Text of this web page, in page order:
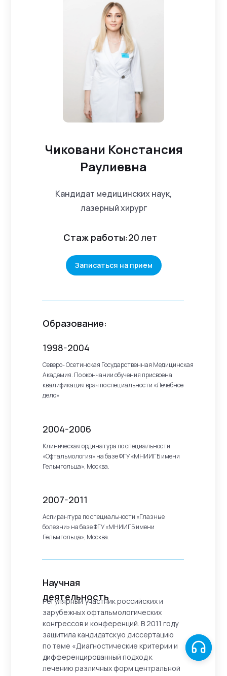
Чиковани Констансия
Раулиевна
Кандидат медицинских наук,
лазерный хирург
Научная
деятельность
Регулярный участник российских и
зарубежных офтальмологических
конгрессов и конференций. В 2011 году
защитила кандидатскую диссертацию
по теме «Диагностические критерии и
дифференцированный подход к
лечению различных форм центральной
Стаж работы:20 лет
Записаться на прием
Образование:
1998-2004
Северо- Осетинская Государственная Медицинская
Академия. По окончании обучения присвоена
квалификация врач по специальности «Лечебное
дело»
2004-2006
Клиническая ординатура по специальности
«Офтальмология» на базе ФГУ «МНИИГБ имени
Гельмгольца», Москва.
2007-2011
Аспирантура по специальности «Глазные
болезни» на базе ФГУ «МНИИГБ имени
Гельмгольца», Москва.